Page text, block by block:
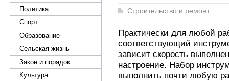
Политика
Спорт
Образование
Сельская жизнь
Закон и порядок
Культура
Строительство и ремонт
Практически для любой
соответствующий
зависит скорость
настроение. Набор
выполнить почти любую